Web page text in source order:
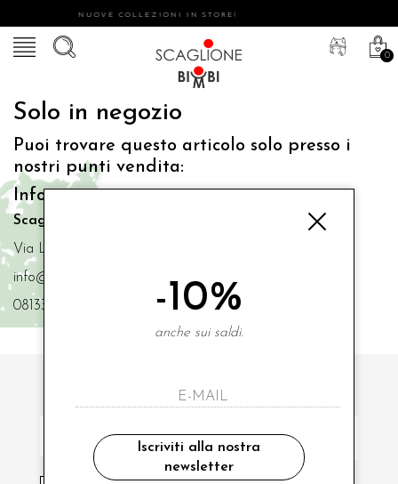
NUOVE COLLEZIONI IN STORE!
0
Solo in negozio
Puoi trovare questo articolo solo presso i
nostri punti vendita:
Info contatti
Scaglione Bimbi di Iacono Maria Angela
Via Luigi Mazzella,73 80077 Ischia
info@scaglionebimbi.com
0813331162
ISCRIVITI ALLA NOSTRA NEWSLETTER
ho letto ed accettato le condizioni sulla privacy.
-10%
anche sui saldi.
Iscriviti alla nostra
newsletter